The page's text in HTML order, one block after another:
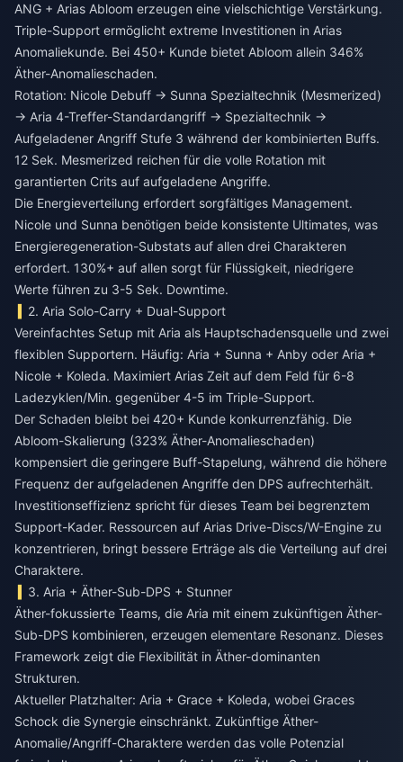
ANG + Arias Abloom erzeugen eine vielschichtige Verstärkung.
Triple-Support ermöglicht extreme Investitionen in Arias
Anomaliekunde. Bei 450+ Kunde bietet Abloom allein 346%
Äther-Anomalieschaden.
Rotation: Nicole Debuff → Sunna Spezialtechnik (Mesmerized)
→ Aria 4-Treffer-Standardangriff → Spezialtechnik →
Aufgeladener Angriff Stufe 3 während der kombinierten Buffs.
12 Sek. Mesmerized reichen für die volle Rotation mit
garantierten Crits auf aufgeladene Angriffe.
Die Energieverteilung erfordert sorgfältiges Management.
Nicole und Sunna benötigen beide konsistente Ultimates, was
Energieregeneration-Substats auf allen drei Charakteren
erfordert. 130%+ auf allen sorgt für Flüssigkeit, niedrigere
Werte führen zu 3-5 Sek. Downtime.
2. Aria Solo-Carry + Dual-Support
Vereinfachtes Setup mit Aria als Hauptschadensquelle und zwei
flexiblen Supportern. Häufig: Aria + Sunna + Anby oder Aria +
Nicole + Koleda. Maximiert Arias Zeit auf dem Feld für 6-8
Ladezyklen/Min. gegenüber 4-5 im Triple-Support.
Der Schaden bleibt bei 420+ Kunde konkurrenzfähig. Die
Abloom-Skalierung (323% Äther-Anomalieschaden)
kompensiert die geringere Buff-Stapelung, während die höhere
Frequenz der aufgeladenen Angriffe den DPS aufrechterhält.
Investitionseffizienz spricht für dieses Team bei begrenztem
Support-Kader. Ressourcen auf Arias Drive-Discs/W-Engine zu
konzentrieren, bringt bessere Erträge als die Verteilung auf drei
Charaktere.
3. Aria + Äther-Sub-DPS + Stunner
Äther-fokussierte Teams, die Aria mit einem zukünftigen Äther-
Sub-DPS kombinieren, erzeugen elementare Resonanz. Dieses
Framework zeigt die Flexibilität in Äther-dominanten
Strukturen.
Aktueller Platzhalter: Aria + Grace + Koleda, wobei Graces
Schock die Synergie einschränkt. Zukünftige Äther-
Anomalie/Angriff-Charaktere werden das volle Potenzial